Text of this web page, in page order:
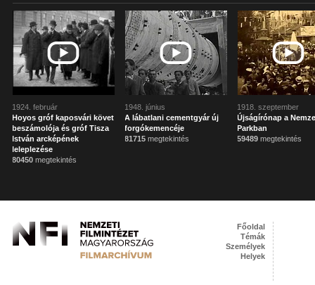
1924. február
Hoyos gróf kaposvári követ
beszámolója és gróf Tisza
István arcképének
leleplezése
80450 megtekintés
1948. június
A lábatlani cementgyár új
forgókemencéje
81715 megtekintés
1918. szeptember
Újságírónap a
Parkban
59489 megtekintés
Főoldal
Témák
Személyek
Helyek